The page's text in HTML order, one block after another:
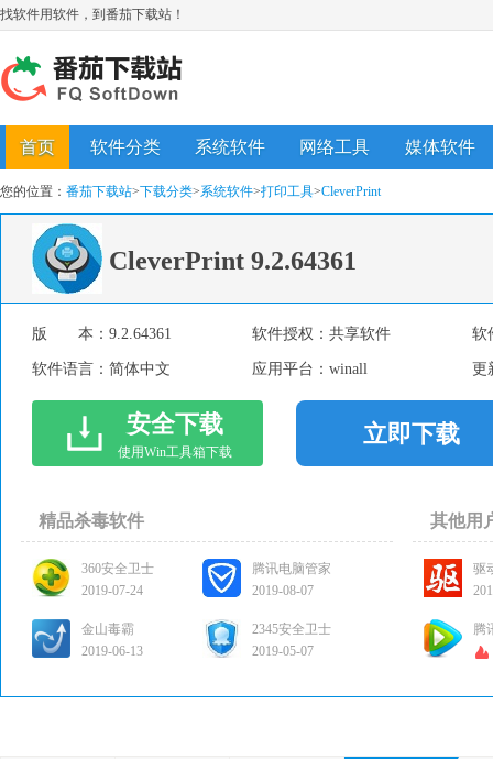
找软件用软件，到番茄下载站！
首页 软件分类 系统软件 网络工具 媒体软件
您的位置： 番茄下载站>下载分类>系统软件>打印工具>CleverPrint
CleverPrint 9.2.64361
版 本： 9.2.64361 软件授权： 共享软件 软
软件语言： 简体中文 应用平台： winall 更
安全下载
使用Win工具箱下载
立即下载
精品杀毒软件
360安全卫士
2019-07-24
腾讯电脑管家
2019-08-07
金山毒霸
2019-06-13
2345安全卫士
2019-05-07
其他用
驱
腾